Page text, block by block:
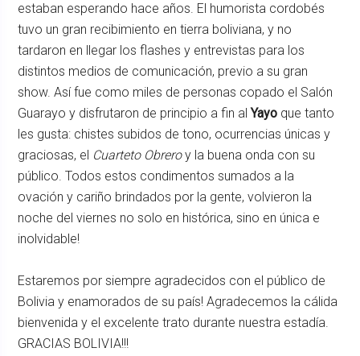
estaban esperando hace años. El humorista cordobés
tuvo un gran recibimiento en tierra boliviana, y no
tardaron en llegar los flashes y entrevistas para los
distintos medios de comunicación, previo a su gran
show. Así fue como miles de personas copado el Salón
Guarayo y disfrutaron de principio a fin alYayo que tanto
les gusta: chistes subidos de tono, ocurrencias únicas y
graciosas, el Cuarteto Obreroy la buena onda con su
público. Todos estos condimentos sumados a la
ovación y cariño brindados por la gente, volvieron la
noche del viernes no solo en histórica, sino en única e
inolvidable!
Estaremos por siempre agradecidos con el público de
Bolivia y enamorados de su país! Agradecemos la cálida
bienvenida y el excelente trato durante nuestra estadía.
GRACIAS BOLIVIA!!!